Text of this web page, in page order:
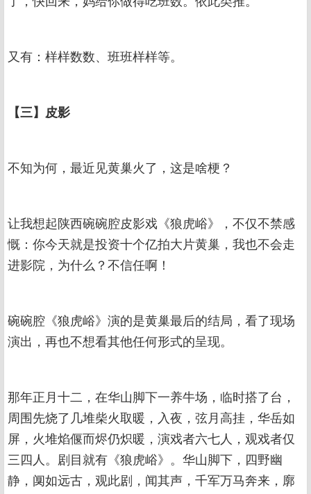
又有：样样数数、班班样样等。
【三】皮影
不知为何，最近见黄巢火了，这是啥梗？
让我想起陕西碗碗腔皮影戏《狼虎峪》，不仅不禁感
慨：你今天就是投资十个亿拍大片黄巢，我也不会走
进影院，为什么？不信任啊！
碗碗腔《狼虎峪》演的是黄巢最后的结局，看了现场
演出，再也不想看其他任何形式的呈现。
那年正月十二，在华山脚下一养牛场，临时搭了台，
周围先烧了几堆柴火取暖，入夜，弦月高挂，华岳如
屏，火堆焰偃而烬仍炽暖，演戏者六七人，观戏者仅
三四人。剧目就有《狼虎峪》。华山脚下，四野幽
静，阒如远古，观此剧，闻其声，千军万马奔来，廓